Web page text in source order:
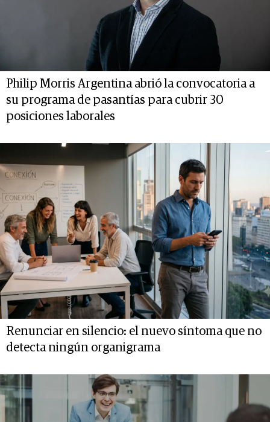
Philip Morris Argentina abrió la convocatoria a
su programa de pasantías para cubrir 30
posiciones laborales
Renunciar en silencio: el nuevo síntoma que no
detecta ningún organigrama